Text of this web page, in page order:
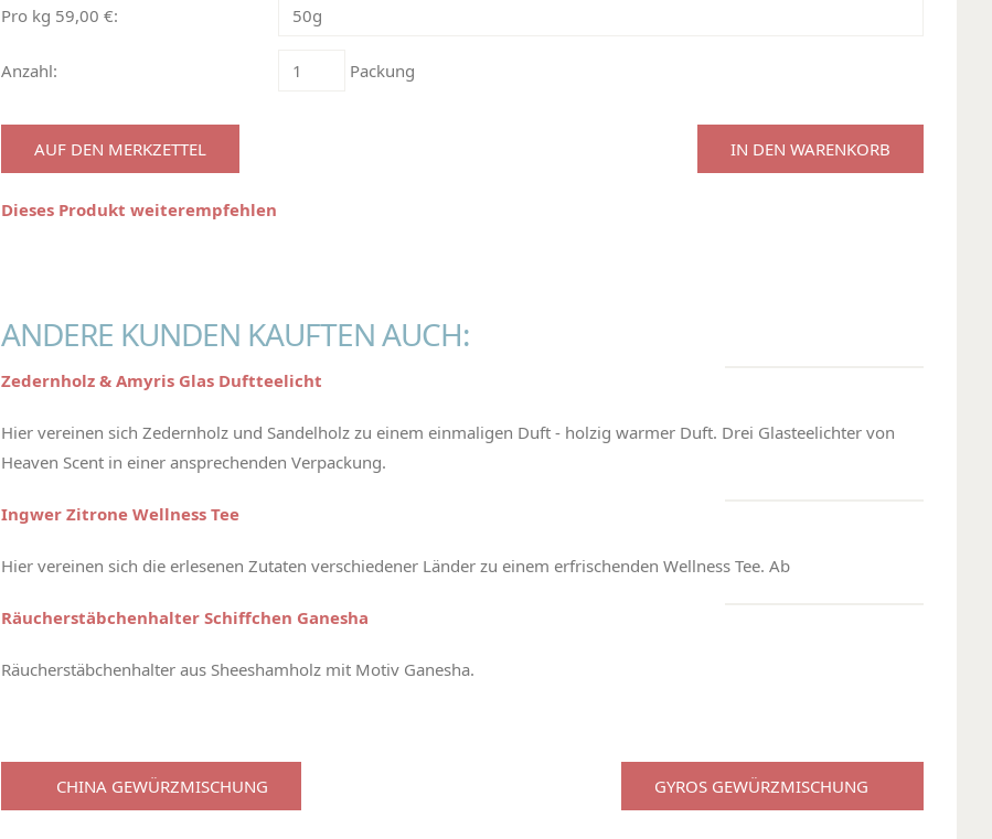
Pro kg 59,00 €:
Anzahl: Packung
IN DEN WARENKORB
AUF DEN MERKZETTEL
Dieses Produkt weiterempfehlen
ANDERE KUNDEN KAUFTEN AUCH:
Zedernholz & Amyris Glas Duftteelicht
Hier vereinen sich Zedernholz und Sandelholz zu einem einmaligen Duft - holzig warmer Duft. Drei Glasteelichter von
Heaven Scent in einer ansprechenden Verpackung.
Ingwer Zitrone Wellness Tee
Hier vereinen sich die erlesenen Zutaten verschiedener Länder zu einem erfrischenden Wellness Tee. Ab
Räucherstäbchenhalter Schiffchen Ganesha
Räucherstäbchenhalter aus Sheeshamholz mit Motiv Ganesha.
CHINA GEWÜRZMISCHUNG GYROS GEWÜRZMISCHUNG